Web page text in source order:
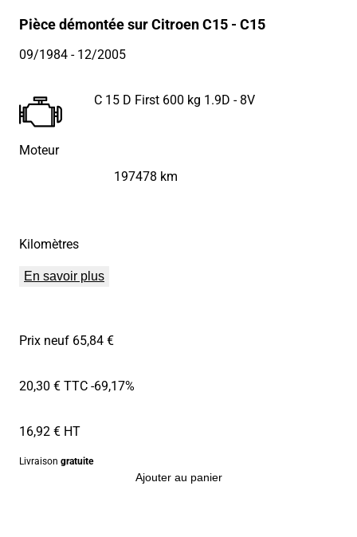
Pièce démontée sur Citroen C15 - C15
09/1984- 12/2005
Moteur
C 15 D First 600 kg 1.9D - 8V
Kilomètres
197478 km
En savoir plus
Prix neuf 65,84 €
20,30 € TTC-69,17%
16,92 € HT
Livraison gratuite
Ajouter au panier